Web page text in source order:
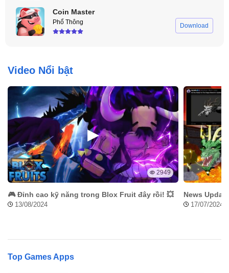
Coin Master
Phổ Thông Download
Video Nổi bật
2949
🎮 Đỉnh cao kỹ năng trong Blox Fruit đây rồi! 💥
13/08/2024
News
17/07/2024
Top Games Apps